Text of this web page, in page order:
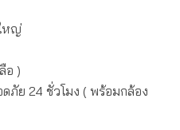
หญ่
อ )
ภัย 24 ชั่วโมง ( พร้อมกล้อง